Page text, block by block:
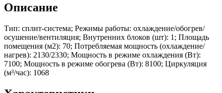
Описание
Тип: сплит-система; Режимы работы: охлаждение/обогрев/
осушение/вентиляция; Внутренних блоков (шт): 1; Площадь
помещения (м2): 70; Потребляемая мощность (охлаждение/
нагрев): 2130/2330; Мощность в режиме охлаждения (Вт):
7100; Мощность в режиме обогрева (Вт): 8100; Циркуляция
(м³/час): 1068